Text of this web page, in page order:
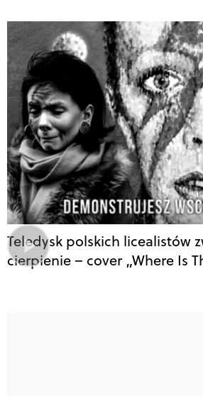
Teledysk polskich licealistów
cierpienie – cover „Where Is